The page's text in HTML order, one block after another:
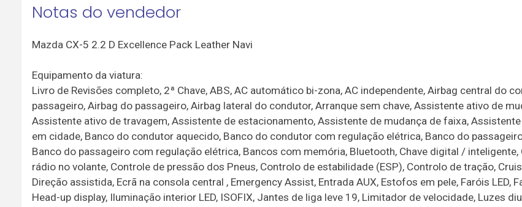
Notas do vendedor
Mazda CX-5 2.2 D Excellence Pack Leather Navi
Equipamento da viatura:
Livro de Revisões completo, 2ª Chave, ABS, AC automático bi-zona, AC independente, Airbag central do
passageiro, Airbag do passageiro, Airbag lateral do condutor, Arranque sem chave, Assistente ativo de
Assistente ativo de travagem, Assistente de estacionamento, Assistente de mudança de faixa,
em cidade, Banco do condutor aquecido, Banco do condutor com regulação elétrica, Banco do
Banco do passageiro com regulação elétrica, Bancos com memória, Bluetooth, Chave digital /
rádio no volante, Controle de pressão dos Pneus, Controlo de estabilidade (ESP), Controlo de tração,
Direção assistida, Ecrã na consola central , Emergency Assist, Entrada AUX, Estofos em pele, Faróis LED,
Head-up display, Iluminação interior LED, ISOFIX, Jantes de liga leve 19, Limitador de velocidade, Luzes